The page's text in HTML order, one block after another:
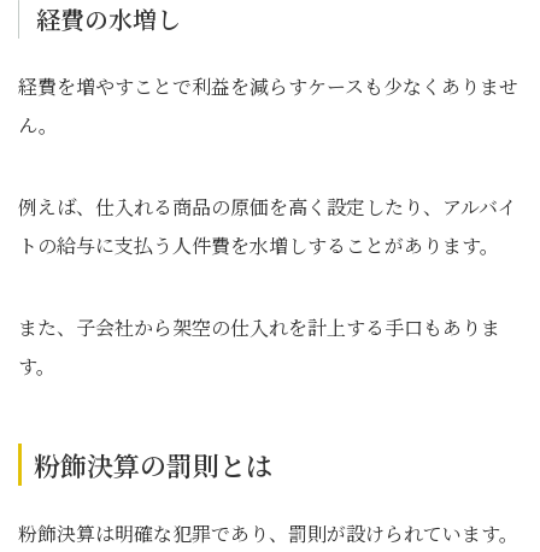
経費の水増し
経費を増やすことで利益を減らすケースも少なくありませ
ん。
例えば、仕入れる商品の原価を高く設定したり、アルバイ
トの給与に支払う人件費を水増しすることがあります。
また、子会社から架空の仕入れを計上する手口もありま
す。
粉飾決算の罰則とは
粉飾決算は明確な犯罪であり、罰則が設けられています。